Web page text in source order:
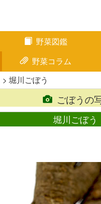
野菜図鑑
野菜コラム
> 堀川ごぼう
ごぼうの
堀川ごぼう